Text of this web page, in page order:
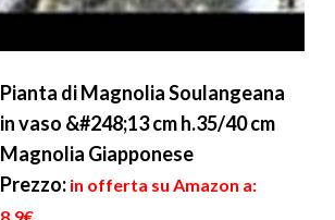
Pianta di Magnolia Soulangeana
in vaso &#248;13 cm h.35/40 cm
Magnolia Giapponese
Prezzo: in offerta su Amazon a: